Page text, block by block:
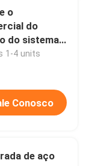
o
do
do sistema
1-4 units
Conosco
de aço